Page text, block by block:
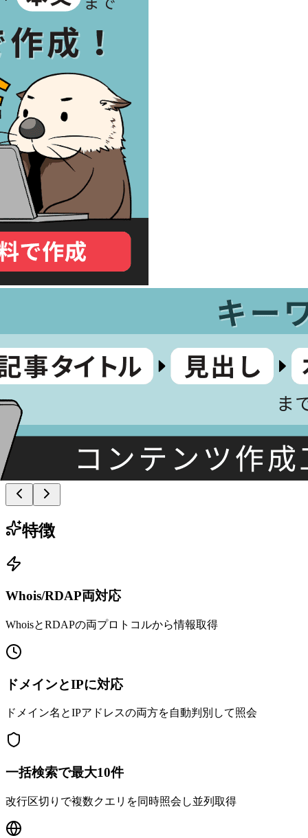
特徴
Whois/RDAP両対応
WhoisとRDAPの両プロトコルから情報取得
ドメインとIPに対応
ドメイン名とIPアドレスの両方を自動判別して照会
一括検索で最大10件
改行区切りで複数クエリを同時照会し並列取得